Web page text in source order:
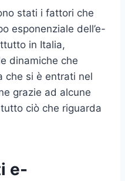
stati i fattori che
esponenziale dell’e-
in Italia,
dinamiche che
che si è entrati nel
grazie ad alcune
ciò che riguarda
e-